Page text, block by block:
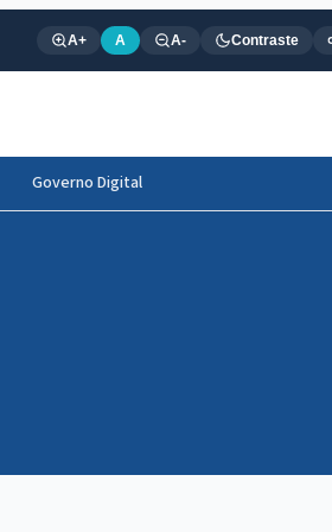
A+ A A- Contraste
Governo Digital